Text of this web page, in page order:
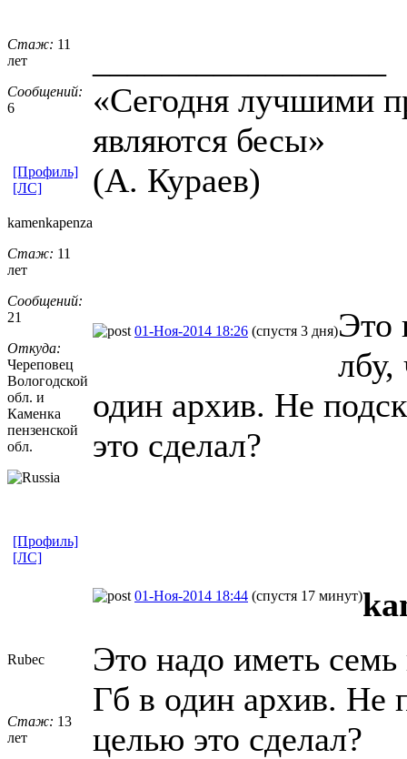
Стаж: 11
лет
Сообщений:
6
«Сегодня лучшими
являются бесы»
(А. Кураев)
[Профиль]
[ЛС]
kamenkapenza
Стаж: 11
лет
Сообщений:
21
Откуда:
Череповец
Вологодской
обл. и
Каменка
пензенской
обл.
01-Ноя-2014 18:26 (спустя 3 дня)Это
лбу,
один архив. Не
это сделал?
[Профиль]
[ЛС]
Rubec
Стаж: 13
лет
01-Ноя-2014 18:44 (спустя 17 минут)
Это надо иметь семь
Гб в один архив. Не
целью это сделал?